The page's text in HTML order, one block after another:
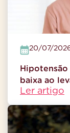
20/07/
baixa ao
Ler artigo